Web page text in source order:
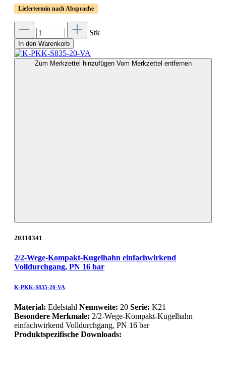
Liefertermin nach Absprache
Stk
In den Warenkorb
Zum Merkzettel hinzufügen Vom Merkzettel entfernen
20310341
2/2-Wege-Kompakt-Kugelhahn einfachwirkend
Volldurchgang, PN 16 bar
K-PKK-S835-20-VA
Material: Edelstahl Nennweite: 20 Serie: K21
Besondere Merkmale: 2/2-Wege-Kompakt-Kugelhahn
einfachwirkend Volldurchgang, PN 16 bar
Produktspezifische Downloads: